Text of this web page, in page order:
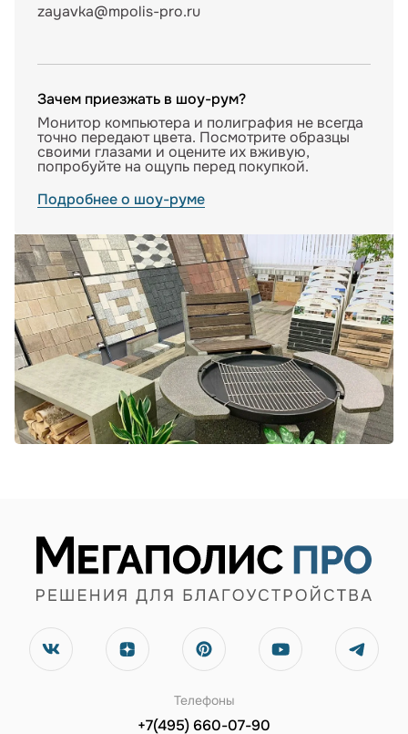
zayavka@mpolis-pro.ru
Зачем приезжать в шоу-рум?
Монитор компьютера и полиграфия не всегда
точно передают цвета. Посмотрите образцы
своими глазами и оцените их вживую,
попробуйте на ощупь перед покупкой.
Подробнее о шоу-руме
Телефоны
+7(495) 660-07-90